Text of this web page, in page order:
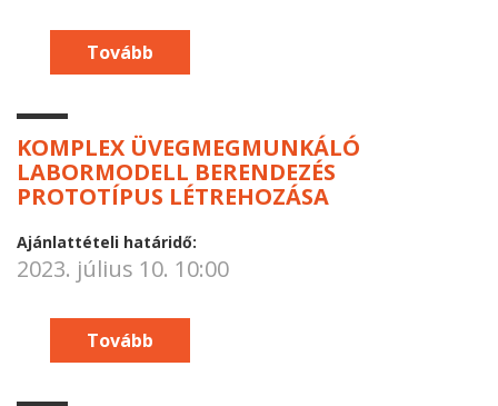
Tovább
KOMPLEX ÜVEGMEGMUNKÁLÓ
LABORMODELL BERENDEZÉS
PROTOTÍPUS LÉTREHOZÁSA
Ajánlattételi határidő:
2023. július 10. 10:00
Tovább